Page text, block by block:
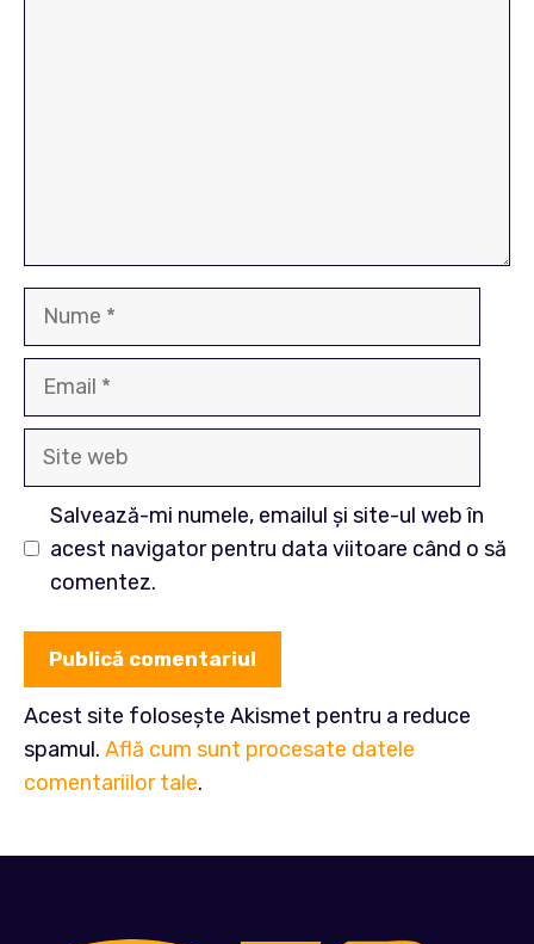
Nume
Email
Site
Salvează-mi numele, emailul și site-ul web în
acest navigator pentru data viitoare când o să
comentez.
Acest site folosește Akismet pentru a reduce
spamul. Află cum sunt procesate datele
comentariilor tale.